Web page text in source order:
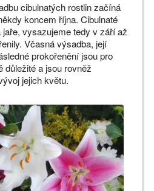
cibulnatých rostlin začíná
koncem října. Cibulnaté
vysazujeme tedy v září až
Včasná výsadba, její
prokořenění jsou pro
důležité a jsou rovněž
jejich květu.